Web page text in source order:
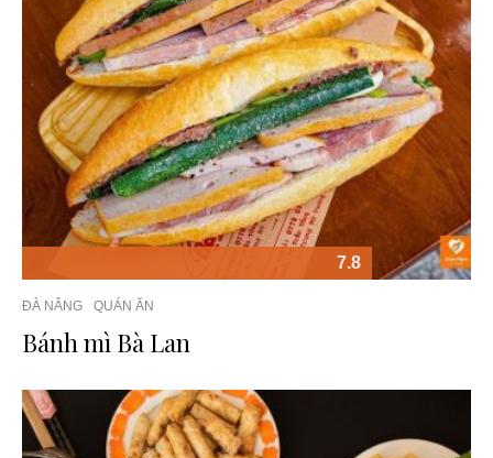
7.8
ĐÀ NẴNG QUÁN ĂN
Bánh mì Bà Lan